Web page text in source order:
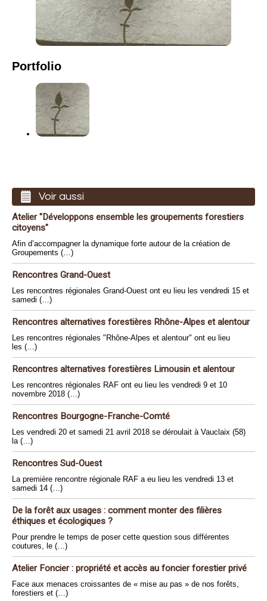
Portfolio
Voir aussi
Atelier "Développons ensemble les groupements forestiers
citoyens"
Afin d’accompagner la dynamique forte autour de la création de
Groupements (…)
Rencontres Grand-Ouest
Les rencontres régionales Grand-Ouest ont eu lieu les vendredi 15 et
samedi (…)
Rencontres alternatives forestières Rhône-Alpes et alentour
Les rencontres régionales "Rhône-Alpes et alentour" ont eu lieu
les (…)
Rencontres alternatives forestières Limousin et alentour
Les rencontres régionales RAF ont eu lieu les vendredi 9 et 10
novembre 2018 (…)
Rencontres Bourgogne-Franche-Comté
Les vendredi 20 et samedi 21 avril 2018 se déroulait à Vauclaix (58)
la (…)
Rencontres Sud-Ouest
La première rencontre régionale RAF a eu lieu les vendredi 13 et
samedi 14 (…)
De la forêt aux usages : comment monter des filières
éthiques et écologiques ?
Pour prendre le temps de poser cette question sous différentes
coutures, le (…)
Atelier Foncier : propriété et accès au foncier forestier privé
Face aux menaces croissantes de « mise au pas » de nos forêts,
forestiers et (…)